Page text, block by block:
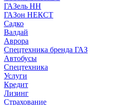
ГАЗель НН
ГАЗон НЕКСТ
Садко
Валдай
Аврора
Спецтехника бренда ГАЗ
Автобусы
Спецтехника
Услуги
Кредит
Лизинг
Страхование